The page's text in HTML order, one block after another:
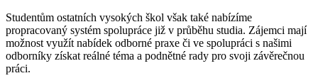
Studentům ostatních vysokých škol však také nabízíme
propracovaný systém spolupráce již v průběhu studia. Zájemci mají
možnost využít nabídek odborné praxe či ve spolupráci s našimi
odborníky získat reálné téma a podnětné rady pro svoji závěrečnou
práci.